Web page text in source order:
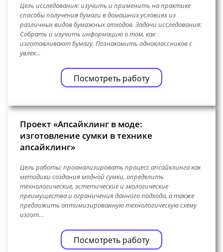
Цель исследования: изучить и применить на практике
способы получения бумаги в домашних условиях из
различных видов бумажных отходов. Задачи исследования:
Собрать и изучить информацию о том, как
изготавливают бумагу. Познакомить одноклассников с
увлек…
Посмотреть работу
Проект «Апсайклинг в моде:
изготовление сумки в технике
апсайклинг»
Цель работы: проанализировать процесс апсайклинга как
методики создания модной сумки, определить
технологические, эстетические и экологические
преимущества и ограничения данного подхода, а также
предложить оптимизированную технологическую схему
изгот…
Посмотреть работу